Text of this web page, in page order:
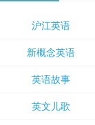
沪江英语
新概念英语
英语故事
英文儿歌